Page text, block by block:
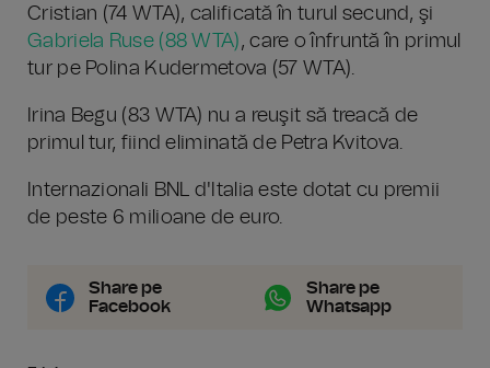
Cristian (74 WTA), calificată în turul secund, şi
Gabriela Ruse (88 WTA), care o înfruntă în primul
tur pe Polina Kudermetova (57 WTA).
Irina Begu (83 WTA) nu a reuşit să treacă de
primul tur, fiind eliminată de Petra Kvitova.
Internazionali BNL d'Italia este dotat cu premii
de peste 6 milioane de euro.
Share pe
Facebook
Share pe
Whatsapp